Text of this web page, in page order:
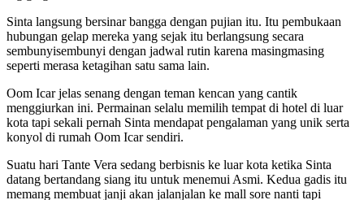
Sinta langsung bersinar bangga dengan pujian itu. Itu pembukaan
hubungan gelap mereka yang sejak itu berlangsung secara
sembunyisembunyi dengan jadwal rutin karena masingmasing
seperti merasa ketagihan satu sama lain.
Oom Icar jelas senang dengan teman kencan yang cantik
menggiurkan ini. Permainan selalu memilih tempat di hotel di luar
kota tapi sekali pernah Sinta mendapat pengalaman yang unik serta
konyol di rumah Oom Icar sendiri.
Suatu hari Tante Vera sedang berbisnis ke luar kota ketika Sinta
datang bertandang siang itu untuk menemui Asmi. Kedua gadis itu
memang membuat janji akan jalanjalan ke mall sore nanti tapi